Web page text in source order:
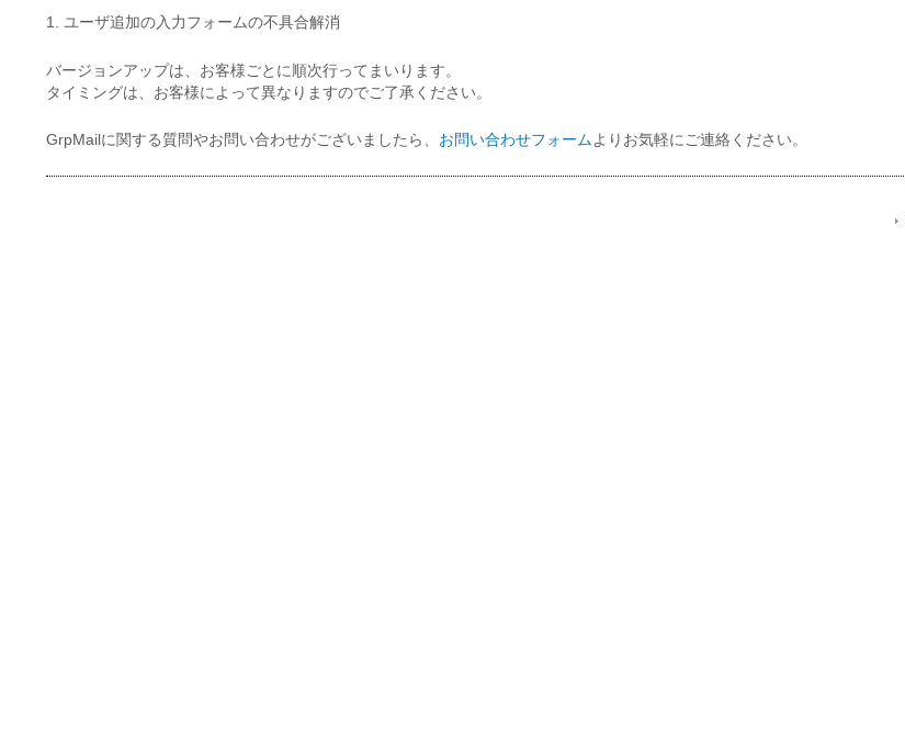
1. ユーザ追加の入力フォームの不具合解消
バージョンアップは、お客様ごとに順次行ってまいります。
タイミングは、お客様によって異なりますのでご了承ください。
GrpMailに関する質問やお問い合わせがございましたら、 お問い合わせフォームよりお気軽にご連絡ください。